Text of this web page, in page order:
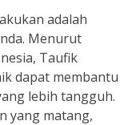
adalah
Menurut
Taufik
dapat membantu
lebih tangguh.
yang matang,